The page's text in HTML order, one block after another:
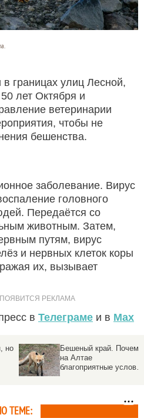
в границах улиц Лесной,
лет Октября и
ветеринарии
чтобы не
бешенства.
заболевание. Вирус
головного
Передаётся со
животным. Затем,
путям, вирус
и нервных клеток коры
их, вызывает
в Телеграме и в Max
но
Бешеный край. Почему
на Алтае
благоприятные условия
ветеринарии
ТЕМЕ: